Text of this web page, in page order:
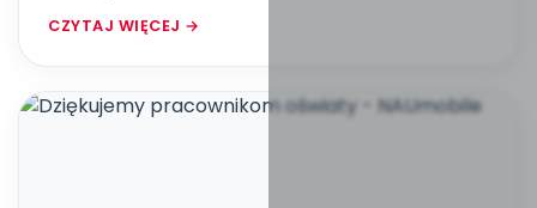
CZYTAJ WIĘCEJ →